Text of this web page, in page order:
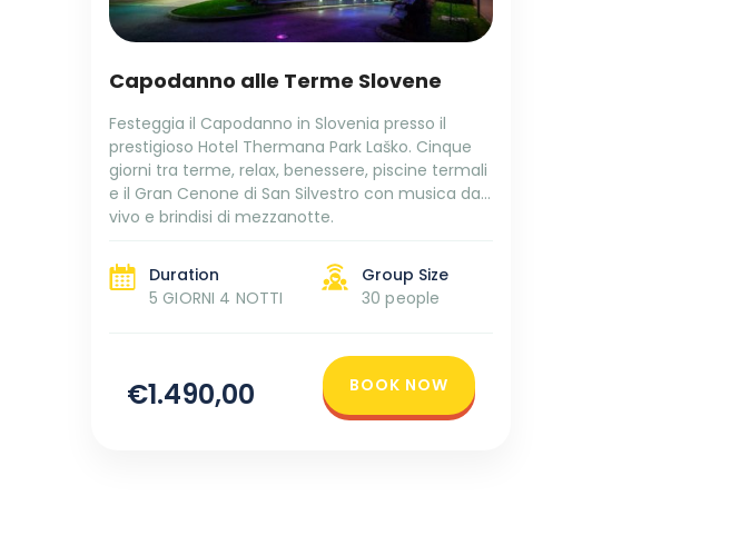
Capodanno alle Terme Slovene
Festeggia il Capodanno in Slovenia presso il
prestigioso Hotel Thermana Park Laško. Cinque
giorni tra terme, relax, benessere, piscine termali
e il Gran Cenone di San Silvestro con musica dal
vivo e brindisi di mezzanotte.
Duration
5 GIORNI 4 NOTTI
Group Size
30 people
€1.490,00 BOOK NOW